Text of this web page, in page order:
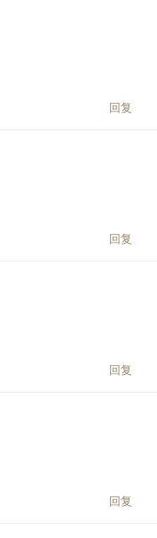
回复
回复
回复
回复